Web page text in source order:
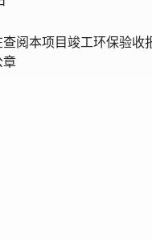
阅本项目竣工环保验收
章